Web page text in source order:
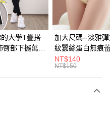
戶可立即使用無須另外申請。
大學T疊搭
部下擺萬用
臀裙(黑2L-
眼圈熊中大
加大尺碼--淡雅
紋蠶絲蛋白無痕
角內褲(白.粉.藍.
3L)-L28眼圈熊中
NT$140
NT$150